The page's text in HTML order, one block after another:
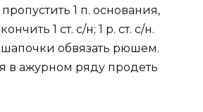
пропустить 1 п. основания,
1 ст. с/н; 1 р. ст. с/н.
обвязать рюшем.
в ажурном ряду продеть